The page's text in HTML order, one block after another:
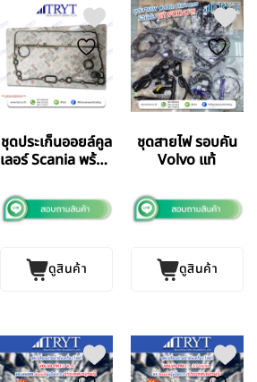
ชุดประเก็นออยล์คูล
เลอร์ Scania พร้อม
ดูสินค้า
ชุดสายไฟ รอบคัน
Volvo แท้
ดูสินค้า